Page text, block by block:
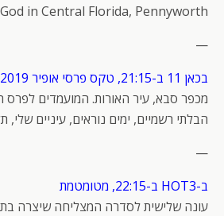
God in Central Florida, Pennyworth.
—
בכאן 11 ב-21:15, טקס פרסי אופיר 2019
מכפר סבא, עיר האורות. המועמדים
הבלתי רשמיים, ימים נוראים, עיניים
—
ב-HOT3 ב-22:15, מטומטמת
עונה שלישית לסדרה המצליחה שיצרה בת